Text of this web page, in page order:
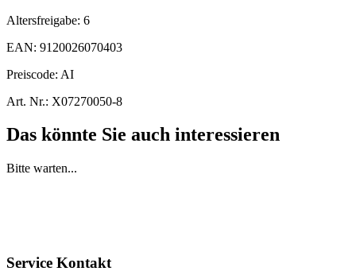
Altersfreigabe: 6
EAN: 9120026070403
Preiscode: AI
Art. Nr.: X07270050-8
Das könnte Sie auch interessieren
Bitte warten...
Service Kontakt